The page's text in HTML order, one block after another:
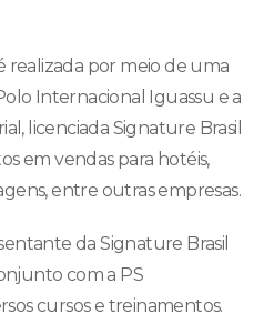
realizada por meio de uma
Internacional Iguassu e a
licenciada Signature Brasil
em vendas para hotéis,
entre outras empresas.
da Signature Brasil
com a PS
cursos e treinamentos.